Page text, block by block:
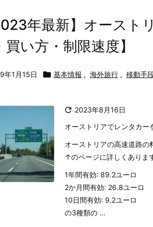
年最新】オースト
買い方・制限速度】
年1月15日  基本情報 , 海外旅行 , 移動手
 2023年8月16日
オーストリアでレンタカ
オーストリアの高速道路の
↑のページに詳しくありま
1年間有効: 89.2ユーロ
2か月間有効: 26.8ユーロ
10日間有効: 9.2ユーロ
の3種類の ...